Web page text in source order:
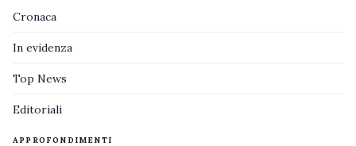
Cronaca
In evidenza
Top News
Editoriali
APPROFONDIMENTI